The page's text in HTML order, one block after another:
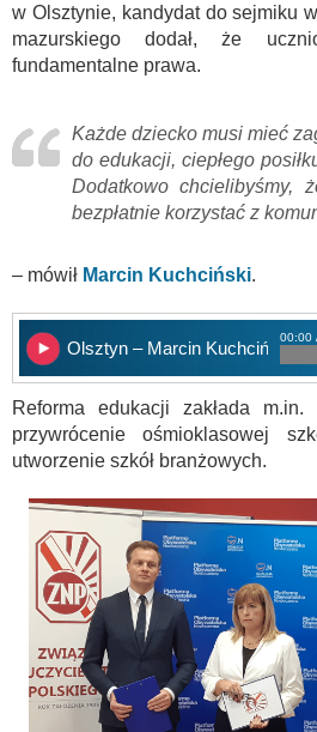
w Olsztynie, kandydat do sejmiku
mazurskiego dodał, że
fundamentalne prawa.
Każde dziecko musi mieć
do edukacji, ciepłego
Dodatkowo chcielibyśmy,
bezpłatnie korzystać z
– mówił Marcin Kuchciński.
Olsztyn – Marcin Kuchciński
00:00
Reforma edukacji zakłada
przywrócenie ośmioklasowej
utworzenie szkół branżowych.